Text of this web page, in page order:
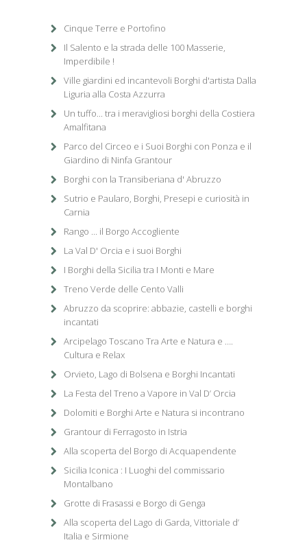
Cinque Terre e Portofino
Il Salento e la strada delle 100 Masserie,
Imperdibile !
Ville giardini ed incantevoli Borghi d'artista Dalla
Liguria alla Costa Azzurra
Un tuffo... tra i meravigliosi borghi della Costiera
Amalfitana
Parco del Circeo e i Suoi Borghi con Ponza e il
Giardino di Ninfa Grantour
Borghi con la Transiberiana d' Abruzzo
Sutrio e Paularo, Borghi, Presepi e curiosità in
Carnia
Rango ... il Borgo Accogliente
La Val D' Orcia e i suoi Borghi
I Borghi della Sicilia tra I Monti e Mare
Treno Verde delle Cento Valli
Abruzzo da scoprire: abbazie, castelli e borghi
incantati
Arcipelago Toscano Tra Arte e Natura e ….
Cultura e Relax
Orvieto, Lago di Bolsena e Borghi Incantati
La Festa del Treno a Vapore in Val D’ Orcia
Dolomiti e Borghi Arte e Natura si incontrano
Grantour di Ferragosto in Istria
Alla scoperta del Borgo di Acquapendente
Sicilia Iconica : I Luoghi del commissario
Montalbano
Grotte di Frasassi e Borgo di Genga
Alla scoperta del Lago di Garda, Vittoriale d’
Italia e Sirmione